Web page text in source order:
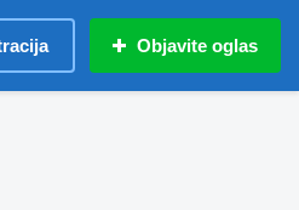
Objavite oglas